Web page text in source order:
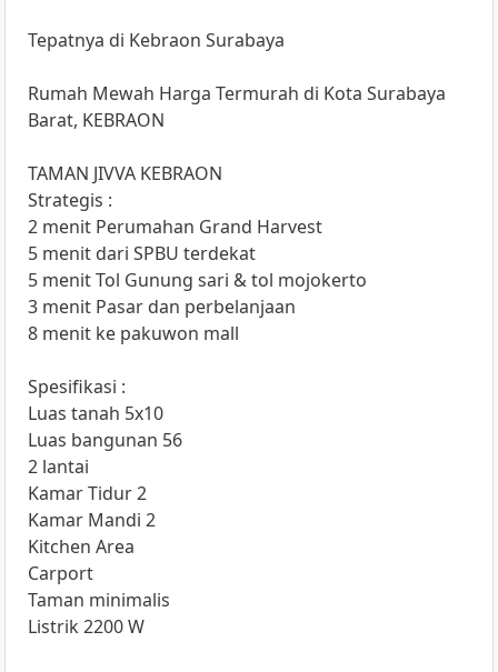
Tepatnya di Kebraon Surabaya
Rumah Mewah Harga Termurah di Kota Surabaya
Barat, KEBRAON
TAMAN JIVVA KEBRAON
Strategis :
2 menit Perumahan Grand Harvest
5 menit dari SPBU terdekat
5 menit Tol Gunung sari & tol mojokerto
3 menit Pasar dan perbelanjaan
8 menit ke pakuwon mall
Spesifikasi :
Luas tanah 5x10
Luas bangunan 56
2 lantai
Kamar Tidur 2
Kamar Mandi 2
Kitchen Area
Carport
Taman minimalis
Listrik 2200 W